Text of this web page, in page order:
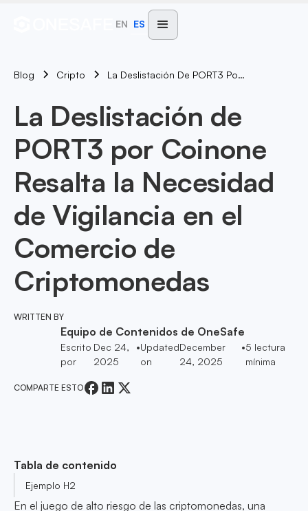
EN ES
Blog Cripto La Deslistación De PORT3 Por Coinone Resalta La Necesidad De Vigilancia En El Comercio De Criptomonedas
La Deslistación de
PORT3 por Coinone
Resalta la Necesidad
de Vigilancia en el
Comercio de
Criptomonedas
WRITTEN BY
Equipo de Contenidos de OneSafe
Escrito
por
Dec 24,
2025
•Updated
on
December
24, 2025
•5 lectura
mínima
COMPARTE ESTO
Tabla de contenido
Ejemplo H2
En el juego de alto riesgo de las criptomonedas, una